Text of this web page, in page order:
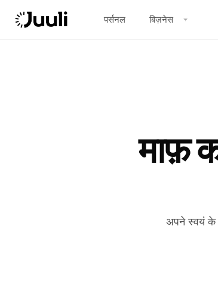
पर्सनल बिज़नेस
माफ़
अपने स्वयं के